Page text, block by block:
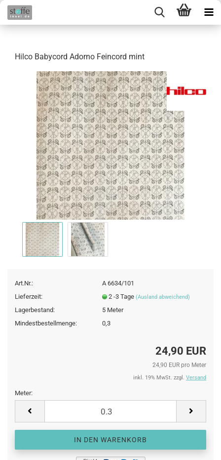
Hilco Babycord Adorno Feincord mint
Art.Nr.:
A 6634/101
Lieferzeit:
2 -3 Tage (Ausland abweichend)
Lagerbestand: 5 Meter
Mindestbestellmenge:
0,3
24,90 EUR
24,90 EUR pro Meter
inkl. 19% MwSt. zzgl. Versand
Meter: